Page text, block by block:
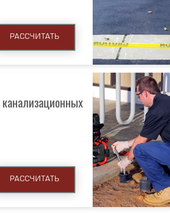
РАССЧИТАТЬ
РАССЧИТАТЬ